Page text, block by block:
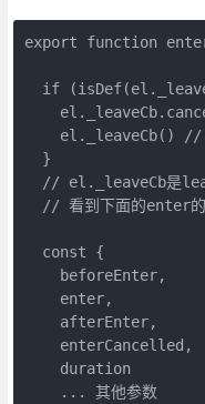
export function
if
el._leaveCb() //
  }
// el._leaveCb是
// 看到下面的enter
  const {
    beforeEnter,
    enter,
    afterEnter,
    enterCancelled,
    duration
    ... 其他参数